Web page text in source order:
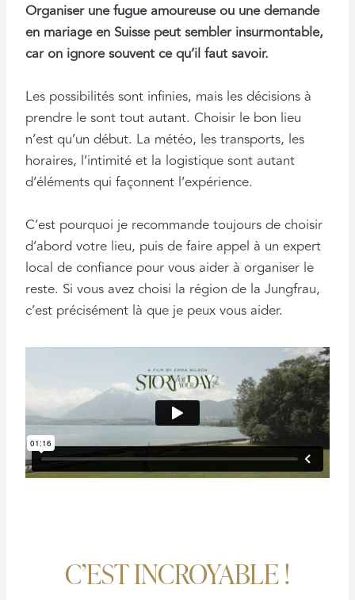
Organiser une fugue amoureuse ou une demande
en mariage en Suisse peut sembler insurmontable,
car on ignore souvent ce qu’il faut savoir.
Les possibilités sont infinies, mais les décisions à
prendre le sont tout autant. Choisir le bon lieu
n’est qu’un début. La météo, les transports, les
horaires, l’intimité et la logistique sont autant
d’éléments qui façonnent l’expérience.
C’est pourquoi je recommande toujours de choisir
d’abord votre lieu, puis de faire appel à un expert
local de confiance pour vous aider à organiser le
reste. Si vous avez choisi la région de la Jungfrau,
c’est précisément là que je peux vous aider.
C’EST INCROYABLE !